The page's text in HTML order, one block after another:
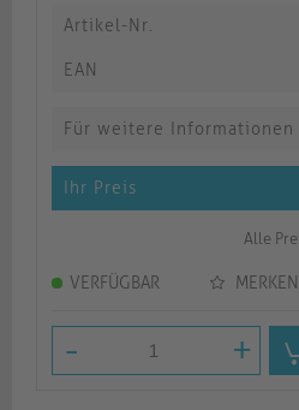
Artikel-Nr.
EAN
Für weitere
Ihr Preis
Alle
VERFÜGBAR MERKEN
- +